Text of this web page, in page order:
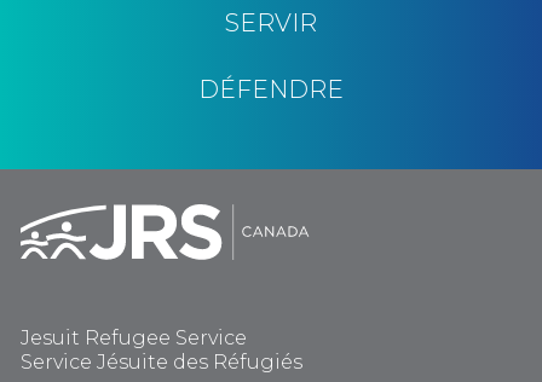
SERVIR
DÉFENDRE
Jesuit Refugee Service
Service Jésuite des Réfugiés